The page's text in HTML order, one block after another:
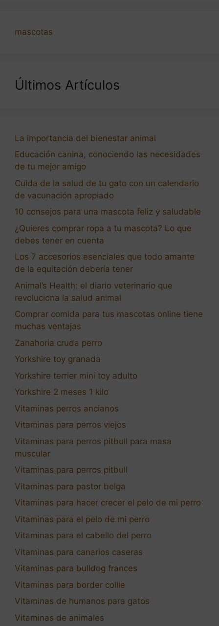
mascotas
Últimos Artículos
La importancia del bienestar animal
Educación canina, conociendo las necesidades
de tu mejor amigo
Cuida de la salud de tu gato con un calendario
de vacunación apropiado
10 consejos para una mascota feliz y saludable
¿Quieres comprar ropa a tu mascota? Lo que
debes tener en cuenta
Los 7 accesorios esenciales que todo amante
de la equitación debería tener
Animal’s Health: el diario veterinario que
revoluciona la salud animal
Comprar comida para tus mascotas online tiene
muchas ventajas
Zanahoria cruda perro
Yorkshire toy granada
Yorkshire terrier mini toy adulto
Yorkshire 2 meses 1 kilo
Vitaminas perros ancianos
Vitaminas para perros viejos
Vitaminas para perros pitbull para masa
muscular
Vitaminas para perros pitbull
Vitaminas para pastor belga
Vitaminas para hacer crecer el pelo de mi perro
Vitaminas para el pelo de mi perro
Vitaminas para el cabello del perro
Vitaminas para canarios caseras
Vitaminas para bulldog frances
Vitaminas para border collie
Vitaminas de humanos para gatos
Vitaminas de animales